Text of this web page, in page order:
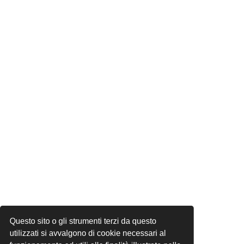
Questo sito o gli strumenti terzi da questo
utilizzati si avvalgono di cookie necessari al